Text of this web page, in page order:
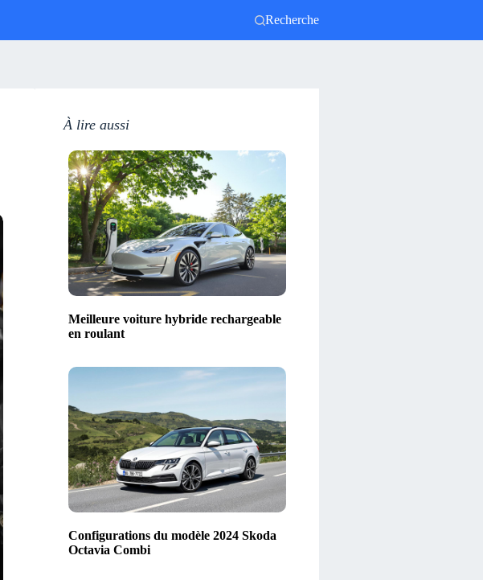
Recherche
À lire aussi
Meilleure voiture hybride rechargeable
en roulant
Configurations du modèle 2024 Skoda
Octavia Combi